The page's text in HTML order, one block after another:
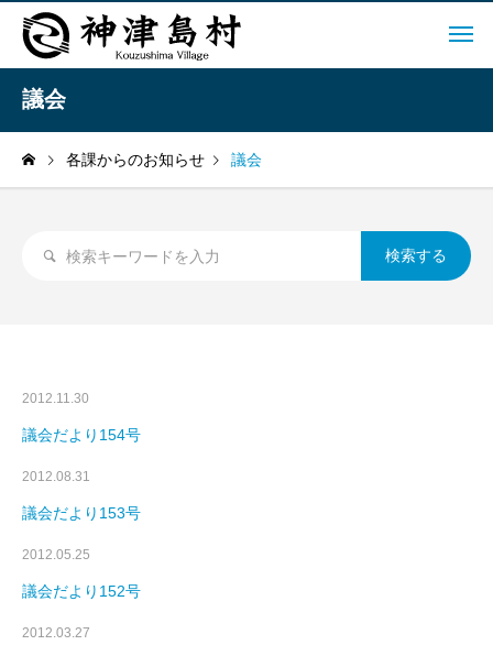
議会
各課からのお知らせ 議会
2012.11.30
議会だより154号
2012.08.31
議会だより153号
2012.05.25
議会だより152号
2012.03.27